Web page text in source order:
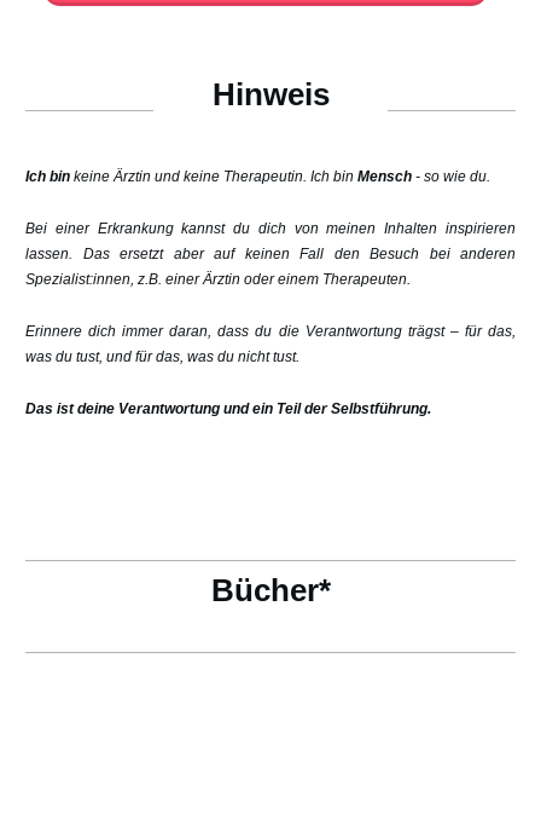
Hinweis
Ich bin keine Ärztin und keine Therapeutin. Ich bin Mensch - so wie du.
Bei einer Erkrankung kannst du dich von meinen Inhalten inspirieren
lassen. Das ersetzt aber auf keinen Fall den Besuch bei anderen
Spezialist:innen, z.B. einer Ärztin oder einem Therapeuten.
Erinnere dich immer daran, dass du die Verantwortung trägst – für das,
was du tust, und für das, was du nicht tust.
Das ist deine Verantwortung und ein Teil der Selbstführung.
Bücher*